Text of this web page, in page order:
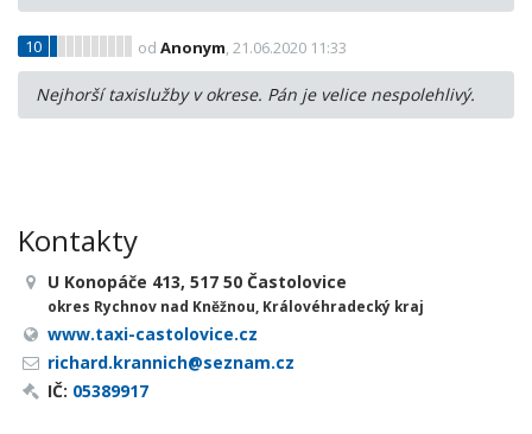
10 od Anonym, 21.06.2020 11:33
Nejhorší taxislužby v okrese. Pán je velice nespolehlivý.
Kontakty
U Konopáče 413, 517 50 Častolovice
okres Rychnov nad Kněžnou, Královéhradecký kraj
www.taxi-castolovice.cz
richard.krannich@seznam.cz
IČ: 05389917